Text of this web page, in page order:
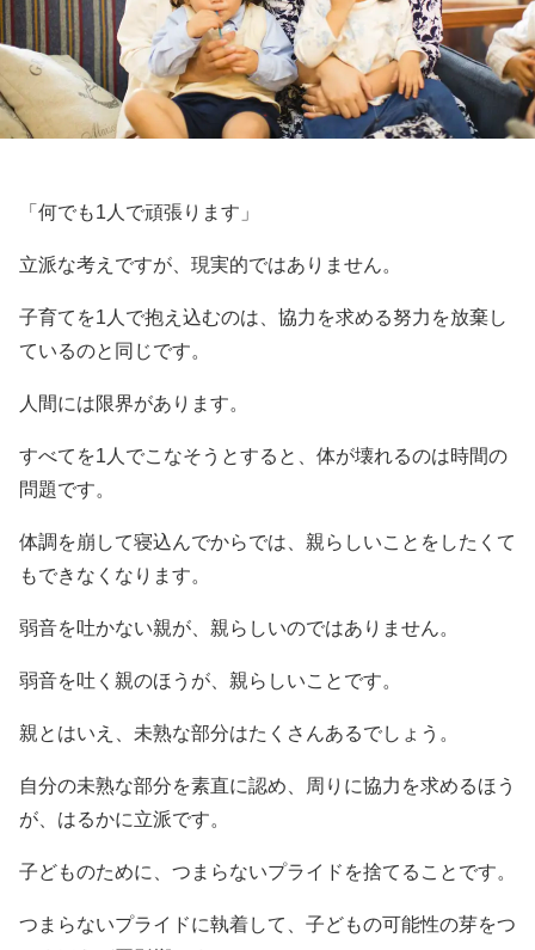
「何でも1人で頑張ります」
立派な考えですが、現実的ではありません。
子育てを1人で抱え込むのは、協力を求める努力を放棄し
ているのと同じです。
人間には限界があります。
すべてを1人でこなそうとすると、体が壊れるのは時間の
問題です。
体調を崩して寝込んでからでは、親らしいことをしたくて
もできなくなります。
弱音を吐かない親が、親らしいのではありません。
弱音を吐く親のほうが、親らしいことです。
親とはいえ、未熟な部分はたくさんあるでしょう。
自分の未熟な部分を素直に認め、周りに協力を求めるほう
が、はるかに立派です。
子どものために、つまらないプライドを捨てることです。
つまらないプライドに執着して、子どもの可能性の芽をつ